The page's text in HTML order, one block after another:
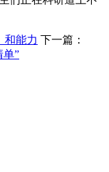
和能力 下一篇：
”